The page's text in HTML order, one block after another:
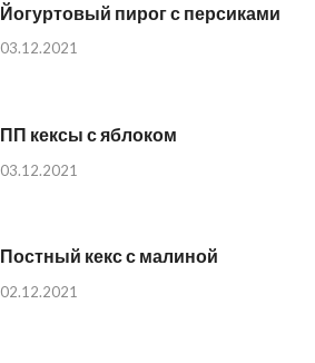
Йогуртовый пирог с персиками
03.12.2021
ПП кексы с яблоком
03.12.2021
Постный кекс с малиной
02.12.2021